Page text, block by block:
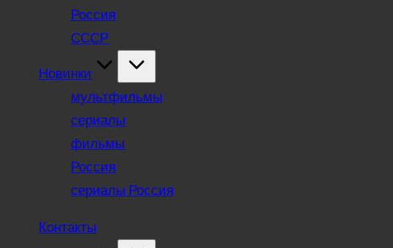
Россия
СССР
Новинки
мультфильмы
сериалы
фильмы
Россия
сериалы Россия
Контакты